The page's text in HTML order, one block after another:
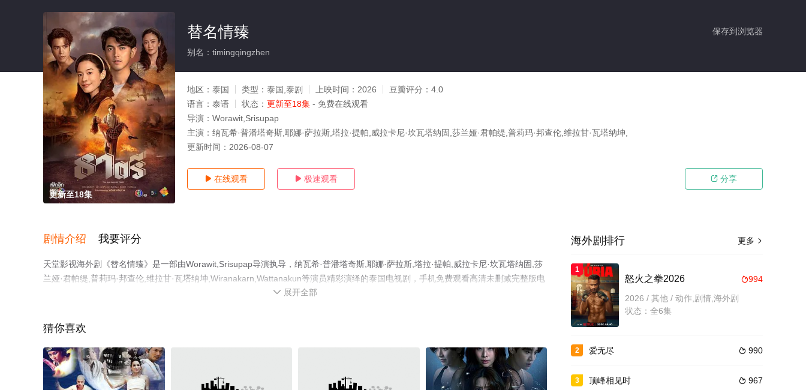
更新至18集
保存到浏览器
替名情臻
别名：timingqingzhen
地区： 泰国 类型： 泰国,泰剧 上映时间： 2026 豆瓣评分： 4.0
语言： 泰语 状态： 更新至18集 - 免费在线观看
导演： Worawit,Srisupap
主演： 纳瓦希·普潘塔奇斯,耶娜·萨拉斯,塔拉·提帕,威拉卡尼·坎瓦塔纳固,莎兰娅·君帕缇,普莉玛·邦查伦,维拉甘·瓦塔纳坤,
更新时间： 2026-08-07
 在线观看  极速观看  分享
剧情介绍 我要评分
天堂影视海外剧《替名情臻》是一部由Worawit,Srisupap导演执导，纳瓦希·普潘塔奇斯,耶娜·萨拉斯,塔拉·提帕,威拉卡尼·坎瓦塔纳固,莎
兰娅·君帕缇,普莉玛·邦查伦,维拉甘·瓦塔纳坤,Wiranakarn,Wattanakun等演员精彩演绎的泰国电视剧，手机免费观看高清未删减完整版电
视剧全集就上电影天堂网，更多相关信息可移步至豆瓣电视剧、电视猫或剧情网等平台了解。
 展开全部
猜你喜欢
更多 
海外剧排行
1
994
怒火之拳2026
2026 / 其他 / 动作,剧情,海外剧
状态：全6集
2  990
爱无尽
3  967
顶峰相见时